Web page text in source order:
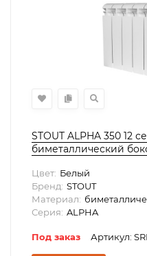
STOUT ALPHA 350 12
биметаллический
Цвет: Белый
Бренд: STOUT
Материал:
Серия: ALPHA
Под заказ Артикул: